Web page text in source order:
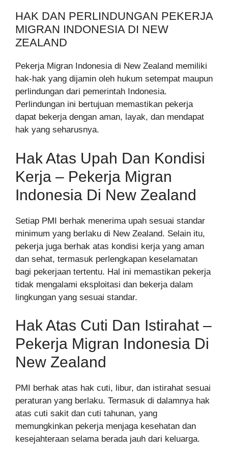
HAK DAN PERLINDUNGAN PEKERJA
MIGRAN INDONESIA DI NEW
ZEALAND
Pekerja Migran Indonesia di New Zealand memiliki
hak-hak yang dijamin oleh hukum setempat maupun
perlindungan dari pemerintah Indonesia.
Perlindungan ini bertujuan memastikan pekerja
dapat bekerja dengan aman, layak, dan mendapat
hak yang seharusnya.
Hak Atas Upah Dan Kondisi
Kerja – Pekerja Migran
Indonesia Di New Zealand
Setiap PMI berhak menerima upah sesuai standar
minimum yang berlaku di New Zealand. Selain itu,
pekerja juga berhak atas kondisi kerja yang aman
dan sehat, termasuk perlengkapan keselamatan
bagi pekerjaan tertentu. Hal ini memastikan pekerja
tidak mengalami eksploitasi dan bekerja dalam
lingkungan yang sesuai standar.
Hak Atas Cuti Dan Istirahat –
Pekerja Migran Indonesia Di
New Zealand
PMI berhak atas hak cuti, libur, dan istirahat sesuai
peraturan yang berlaku. Termasuk di dalamnya hak
atas cuti sakit dan cuti tahunan, yang
memungkinkan pekerja menjaga kesehatan dan
kesejahteraan selama berada jauh dari keluarga.